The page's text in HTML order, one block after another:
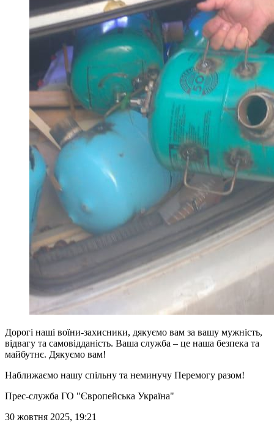
Дорогі наші воїни-захисники, дякуємо вам за вашу мужність,
відвагу та самовідданість. Ваша служба – це наша безпека та
майбутнє. Дякуємо вам!
Наближаємо нашу спільну та неминучу Перемогу разом!
Прес-служба ГО "Європейська Україна"
30 жовтня 2025, 19:21